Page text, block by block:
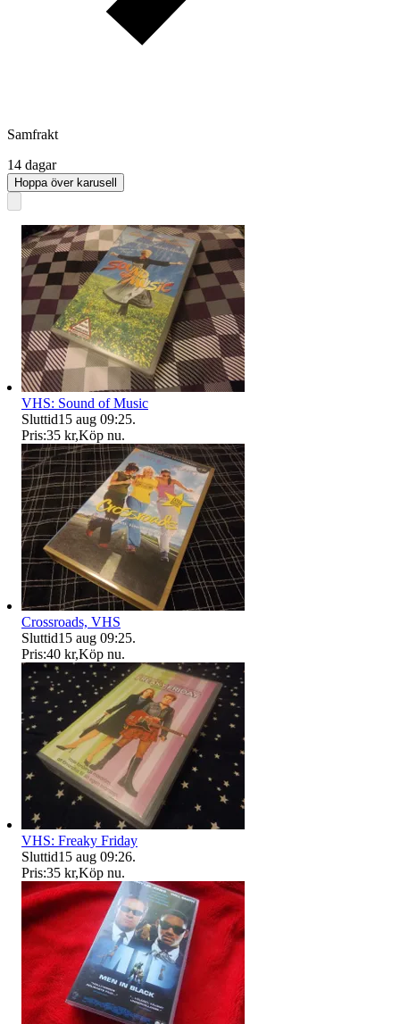
Samfrakt
14 dagar
Hoppa över karusell
VHS: Sound of Music
Sluttid15 aug 09:25.
Pris:35 kr,Köp nu.
Crossroads, VHS
Sluttid15 aug 09:25.
Pris:40 kr,Köp nu.
VHS: Freaky Friday
Sluttid15 aug 09:26.
Pris:35 kr,Köp nu.